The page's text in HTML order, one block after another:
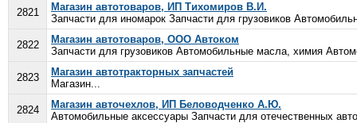
2821
Магазин автотоваров, ИП Тихомиров В.И.
Запчасти для иномарок Запчасти для грузовиков
2822
Магазин автотоваров, ООО Автоком
Запчасти для грузовиков Автомобильные масла, химия
2823
Магазин автотракторных запчастей
Магазин...
2824
Магазин авточехлов, ИП Беловодченко А.Ю.
Автомобильные аксессуары Запчасти для отечественных